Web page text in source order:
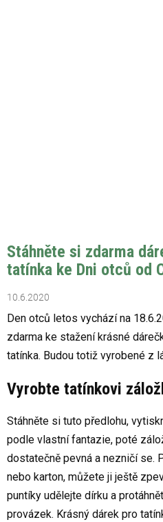
Stáhněte si zdarma
tatínka ke Dni otců od
10.6.2020
Den otců letos vychází na
zdarma ke stažení krásné
tatínka. Budou totiž vyrobené z
Vyrobte tatínkovi
Stáhněte si tuto předlohu,
podle vlastní fantazie, poté
dostatečně pevná a nezničí se.
nebo karton, můžete ji ještě
puntíky udělejte dírku a
provázek. Krásný dárek pro